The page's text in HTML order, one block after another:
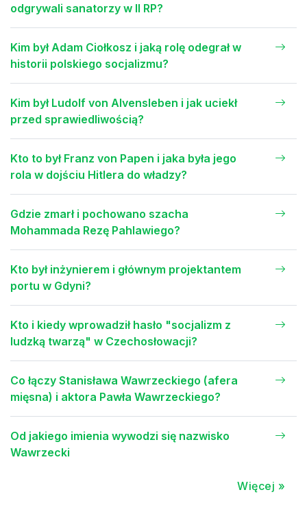
odgrywali sanatorzy w II RP?
Kim był Adam Ciołkosz i jaką rolę odegrał w
historii polskiego socjalizmu?
Kim był Ludolf von Alvensleben i jak uciekł
przed sprawiedliwością?
Kto to był Franz von Papen i jaka była jego
rola w dojściu Hitlera do władzy?
Gdzie zmarł i pochowano szacha
Mohammada Rezę Pahlawiego?
Kto był inżynierem i głównym projektantem
portu w Gdyni?
Kto i kiedy wprowadził hasło "socjalizm z
ludzką twarzą" w Czechosłowacji?
Co łączy Stanisława Wawrzeckiego (afera
mięsna) i aktora Pawła Wawrzeckiego?
Od jakiego imienia wywodzi się nazwisko
Wawrzecki
Więcej »